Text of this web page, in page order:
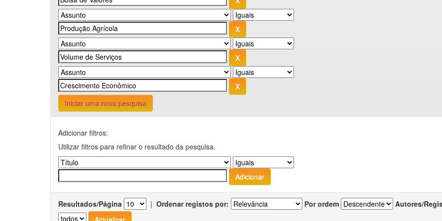
Iniciar uma nova pesquisa
Adicionar filtros:
Utilizar filtros para refinar o resultado da pesquisa.
Resultados/Página | Ordenar registos por: Por ordem Autores/